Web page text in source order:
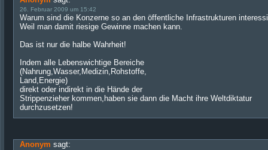
26. Februar 2009 um 15:42
Warum sind die Konzerne so an den öffentliche Infrastrukturen
Weil man damit riesige Gewinne machen kann.
Das ist nur die halbe Wahrheit!
Indem alle Lebenswichtige Bereiche
(Nahrung,Wasser,Medizin,Rohstoffe,
Land,Energie)
direkt oder indirekt in die Hände der
Strippenzieher kommen,haben sie dann die Macht ihre Weltdiktatur
durchzusetzen!
Anonym sagt: